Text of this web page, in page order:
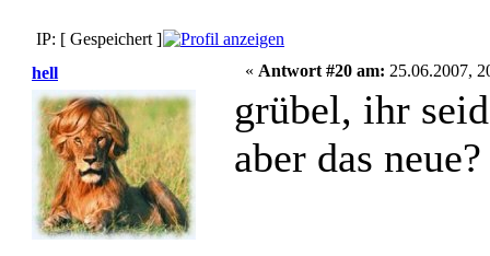
IP: [ Gespeichert ]
hell
« Antwort #20 am: 25.06.2007,
grübel, ihr
aber das neue?